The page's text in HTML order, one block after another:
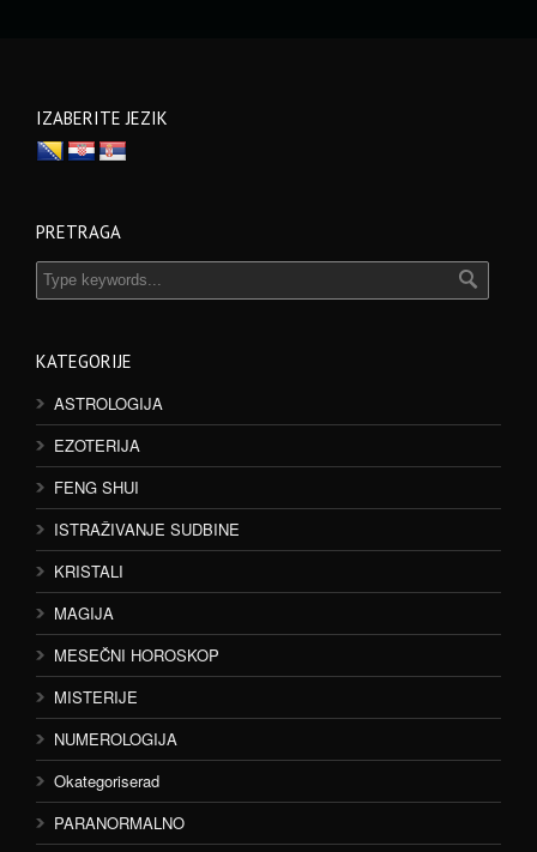
IZABERITE JEZIK
PRETRAGA
KATEGORIJE
ASTROLOGIJA
EZOTERIJA
FENG SHUI
ISTRAŽIVANJE SUDBINE
KRISTALI
MAGIJA
MESEČNI HOROSKOP
MISTERIJE
NUMEROLOGIJA
Okategoriserad
PARANORMALNO